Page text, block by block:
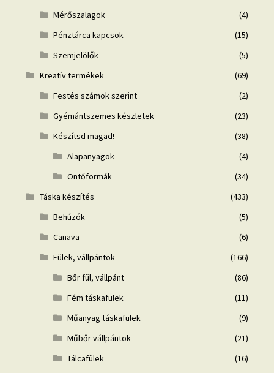
Mérőszalagok
(4)
Pénztárca kapcsok
(15)
Szemjelölők
(5)
Kreatív termékek
(69)
Festés számok szerint
(2)
Gyémántszemes készletek
(23)
Készítsd magad!
(38)
Alapanyagok
(4)
Öntőformák
(34)
Táska készítés
(433)
Behúzók
(5)
Canava
(6)
Fülek, vállpántok
(166)
Bőr fül, vállpánt
(86)
Fém táskafülek
(11)
Műanyag táskafülek
(9)
Műbőr vállpántok
(21)
Tálcafülek
(16)